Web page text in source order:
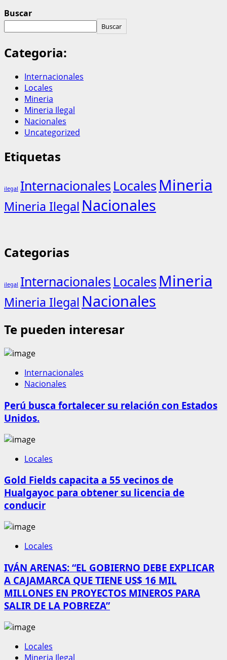
Buscar
Buscar
Categoria:
Internacionales
Locales
Mineria
Mineria Ilegal
Nacionales
Uncategorized
Etiquetas
ilegal Internacionales Locales Mineria
Mineria Ilegal Nacionales
Categorias
ilegal Internacionales Locales Mineria
Mineria Ilegal Nacionales
Te pueden interesar
Internacionales
Nacionales
Perú busca fortalecer su relación con Estados
Unidos.
Locales
Gold Fields capacita a 55 vecinos de
Hualgayoc para obtener su licencia de
conducir
Locales
IVÁN ARENAS: “EL GOBIERNO DEBE EXPLICAR
A CAJAMARCA QUE TIENE US$ 16 MIL
MILLONES EN PROYECTOS MINEROS PARA
SALIR DE LA POBREZA”
Locales
Mineria Ilegal